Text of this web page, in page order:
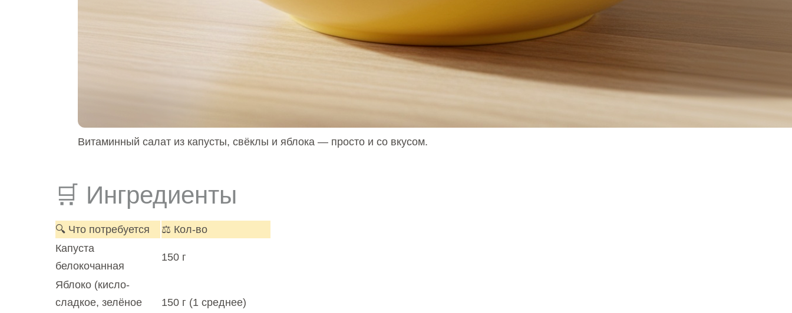
Витаминный салат из капусты, свёклы и яблока — просто и со вкусом.
🛒 Ингредиенты
🔍 Что потребуется
⚖️ Кол-во
Капуста
белокочанная
150 г
Яблоко (кисло-
сладкое, зелёное
150 г (1 среднее)